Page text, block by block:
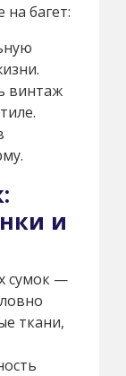
багет:
винтаж
и
сумок —
ткани,